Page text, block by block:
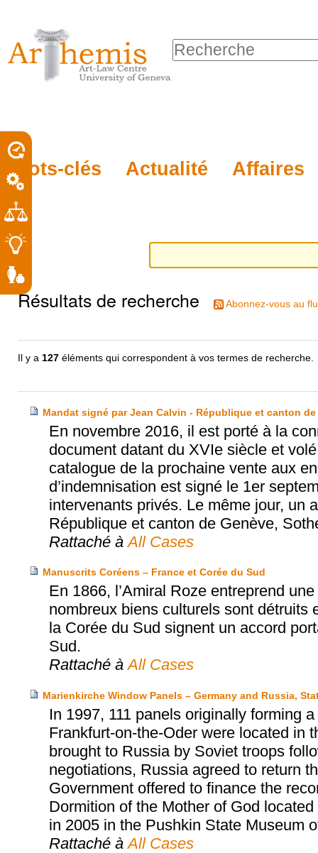
personnels
contenu.
à
la
navigation
Mots-clés Actualité Affaires
Chercher par
Résultats de recherche Abonnez-vous au
Il y a127 éléments qui correspondent à vos termes de recherche.
Mandat signé par Jean Calvin - République et canton
En novembre 2016, il est porté à la
document datant du XVIe siècle et
catalogue de la prochaine vente aux
d’indemnisation est signé le 1er
intervenants privés. Le même jour, un
République et canton de Genève,
Rattaché à All Cases
Manuscrits Coréens – France et Corée du Sud
En 1866, l’Amiral Roze entreprend
nombreux biens culturels sont détruits
la Corée du Sud signent un accord
Sud.
Rattaché à All Cases
Marienkirche Window Panels – Germany and Russia,
In 1997, 111 panels originally forming
Frankfurt-on-the-Oder were located in
brought to Russia by Soviet troops
negotiations, Russia agreed to return
Government offered to finance the
Dormition of the Mother of God
in 2005 in the Pushkin State Museum
Rattaché à All Cases